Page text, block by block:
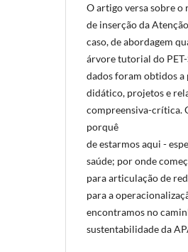
O artigo versa sobre o
de inserção da
caso, de abordagem
árvore tutorial do
dados foram obtidos a
didático, projetos e
compreensiva-crítica.
porquê
de estarmos aqui -
saúde; por onde
para articulação de
para a
encontramos no
sustentabilidade da